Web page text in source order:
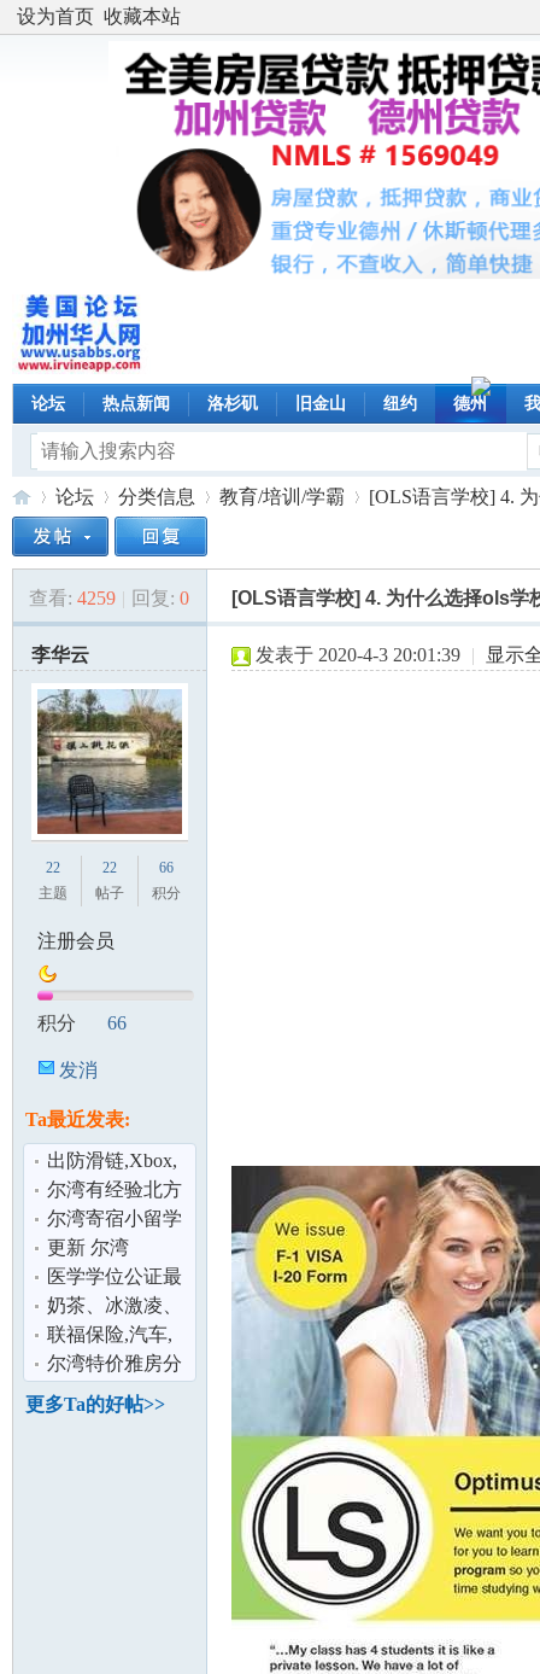
设为首页 收藏本站
论坛 热点新闻 洛杉矶 旧金山 纽约 德州
美»
论坛
›
分类信息 教育/培训/学霸
›
[OLS语言学校] 4.
查看: 4259 | 回复: 0 [OLS语言学校] 4. 为什么选择ols学
李华云
22
主题
22
帖子
66
积分
注册会员
积分 66
发消
Ta最近发表:
出防滑链,Xbox,
胶带,Gas
炉,Iclicker,Ikea
尔湾有经验北方
阿姨 求职
尔湾寄宿小留学
生一名
更新 尔湾
（Irvine）独立别
墅房间拎包入住[
医学学位公证最
强贴
USMLE（想在美
国当医生
奶茶、冰激凌、
甜品店出售！房
租成本低 -
联福保险,汽车,
房屋,商业,人寿
尔湾特价雅房分
租
更多Ta的好帖>>
发表于 2020-4-3 20:01:39 | 显示